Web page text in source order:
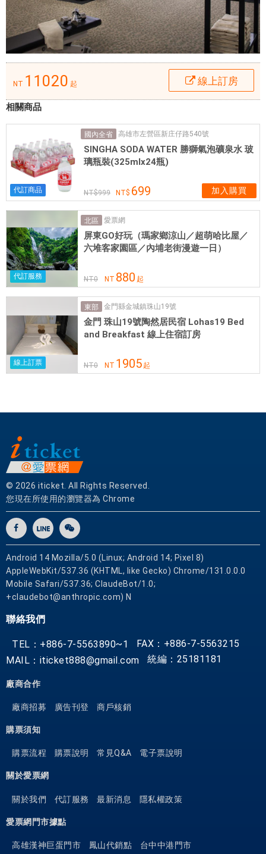
優
越
讓
旅
客
市
區
點
得
方
便
捷
流
設
施
優
質
務
能
確
客
宿
愉
間
提
樣
NT 11020 起 線上訂房
相關商品
代訂商品
國內全省 高雄市左營區新庄仔路540號
SINGHA SODA WATER 勝獅氣泡礦泉水 玻
璃瓶裝(325mlx24瓶)
999 699 加入購買
代訂服務
北區 愛票網
屏東GO好玩（瑪家鄉涼山／超萌哈比屋／
六堆客家園區／內埔老街漫遊一日）
NT0 NT 880 起
線上訂票
東部 金門縣金城鎮珠山19號
金門 珠山19號陶然居民宿 Lohas19 Bed
and Breakfast 線上住宿訂房
NT0 NT 1905 起
© 2026 iticket. All Rights Reserved.
您現在所使用的瀏覽器為 Chrome
Android 14 Mozilla/5.0 (Linux; Android 14; Pixel 8)
AppleWebKit/537.36 (KHTML, like Gecko) Chrome/131.0.0.0
Mobile Safari/537.36; ClaudeBot/1.0;
+claudebot@anthropic.com) N
聯絡我們
TEL：+886-7-5563890~1
FAX：+886-7-5563215
MAIL：iticket888@gmail.com
統編：25181181
廠商合作
廠商招募 廣告刊登 商戶核銷
購票須知
購票流程 購票說明 常見Q&A 電子票說明
關於愛票網
關於我們 代訂服務 最新消息 隱私權政策
愛票網門市據點
高雄漢神巨蛋門市 鳳山代銷點 台中中港門市